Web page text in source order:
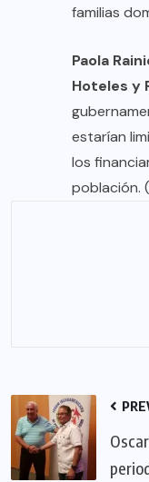
familias
Paola
Hoteles y
estarían
los
población.